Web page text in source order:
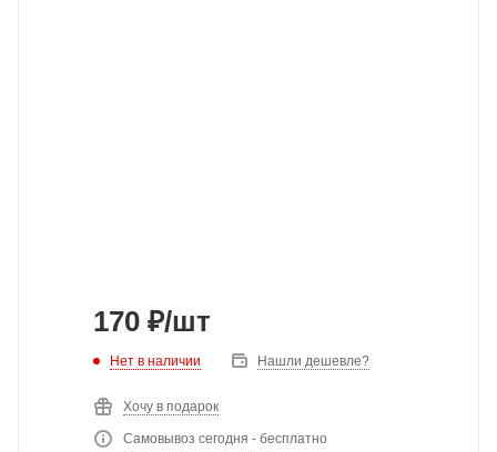
170 ₽/шт
Нет в наличии Нашли дешевле?
Хочу в подарок
Самовывоз сегодня - бесплатно